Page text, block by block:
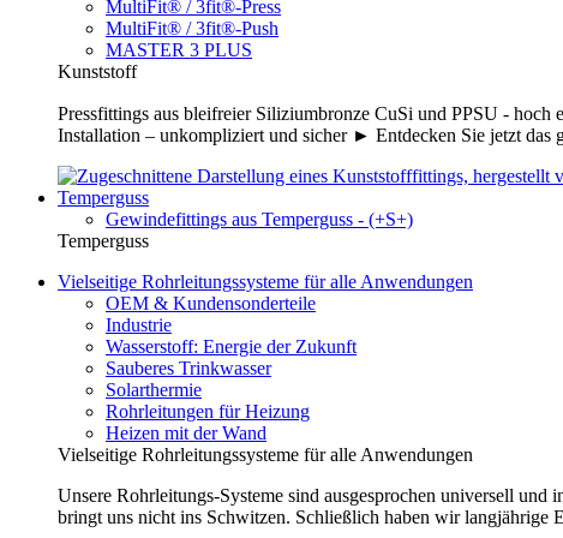
MultiFit® / 3fit®-Press
MultiFit® / 3fit®-Push
MASTER 3 PLUS
Kunststoff
Pressfittings aus bleifreier Siliziumbronze CuSi und PPSU -
Installation – unkompliziert und sicher ► Entdecken Sie jetzt das
Temperguss
Gewindefittings aus Temperguss - (+S+)
Temperguss
Vielseitige Rohrleitungssysteme für alle Anwendungen
OEM & Kundensonderteile
Industrie
Wasserstoff: Energie der Zukunft
Sauberes Trinkwasser
Solarthermie
Rohrleitungen für Heizung
Heizen mit der Wand
Vielseitige Rohrleitungssysteme für alle Anwendungen
Unsere Rohrleitungs-Systeme sind ausgesprochen universell
bringt uns nicht ins Schwitzen. Schließlich haben wir langjährige